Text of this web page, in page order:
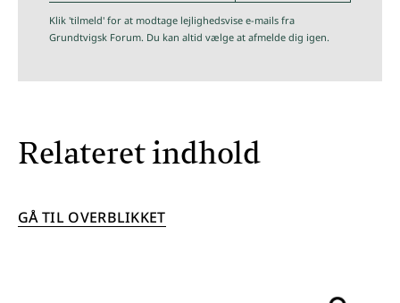
Klik 'tilmeld' for at modtage lejlighedsvise e-mails fra
Grundtvigsk Forum. Du kan altid vælge at afmelde dig igen.
hej@grundtvigskforum.dk
Relateret indhold
GÅ TIL OVERBLIKKET